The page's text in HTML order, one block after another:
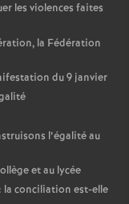
les violences faites
la Fédération
du 9 janvier
l’égalité au
et au lycée
la conciliation est-elle